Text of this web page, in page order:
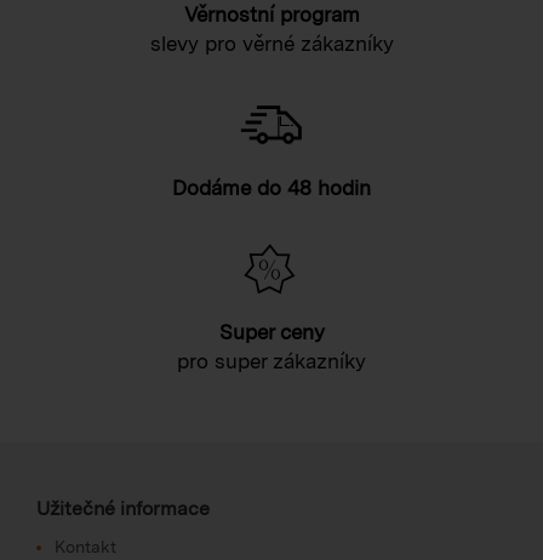
Věrnostní program
slevy pro věrné zákazníky
Dodáme do 48 hodin
Super ceny
pro super zákazníky
Užitečné informace
Kontakt